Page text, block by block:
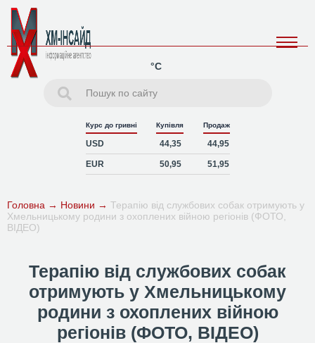
°C
Курс до гривні Купівля Продаж
USD 44,35 44,95
EUR 50,95 51,95
Головна → Новини → Терапію від службових собак отримують у
Хмельницькому родини з охоплених війною регіонів (ФОТО,
ВІДЕО)
Терапію від службових собак
отримують у Хмельницькому
родини з охоплених війною
регіонів (ФОТО, ВІДЕО)